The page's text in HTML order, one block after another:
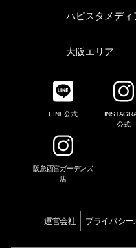
ハピスタメディ
大阪エリア
LINE公式
公式
阪急西宮ガーデンズ
店
運営会社 プライバシー